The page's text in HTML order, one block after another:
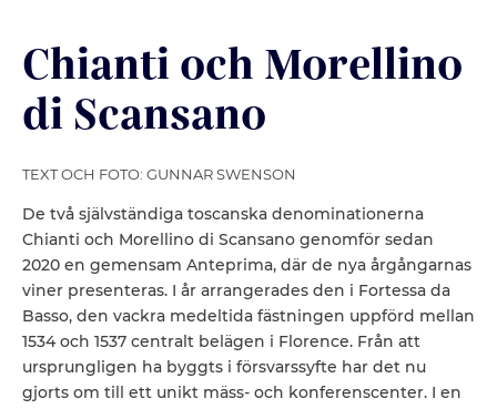
Chianti och Morellino
di Scansano
TEXT OCH FOTO: GUNNAR SWENSON
De två självständiga toscanska denominationerna
Chianti och Morellino di Scansano genomför sedan
2020 en gemensam Anteprima, där de nya årgångarnas
viner presenteras. I år arrangerades den i Fortessa da
Basso, den vackra medeltida fästningen uppförd mellan
1534 och 1537 centralt belägen i Florence. Från att
ursprungligen ha byggts i försvarssyfte har det nu
gjorts om till ett unikt mäss- och konferenscenter. I en